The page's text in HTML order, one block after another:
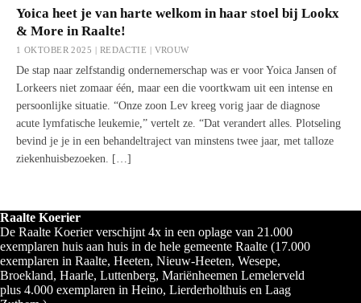
Yoica heet je van harte welkom in haar stoel bij Lookx
& More in Raalte!
1 OKTOBER 2025 | REDACTIE | VROUW
De stap naar zelfstandig ondernemerschap was er voor Yoica Jansen of
Lorkeers niet zomaar één, maar een die voortkwam uit een intense en
persoonlijke situatie. “Onze zoon Lev kreeg vorig jaar de diagnose
acute lymfatische leukemie,” vertelt ze. “Dat verandert alles. Plotseling
bevind je je in een behandeltraject van minstens twee jaar, met talloze
ziekenhuisbezoeken. […]
Raalte Koerier
De Raalte Koerier verschijnt 4x in een oplage van 21.000
exemplaren huis aan huis in de hele gemeente Raalte (17.000
exemplaren in Raalte, Heeten, Nieuw-Heeten, Wesepe,
Broekland, Haarle, Luttenberg, Mariënheemen Lemelerveld
plus 4.000 exemplaren in Heino, Lierderholthuis en Laag